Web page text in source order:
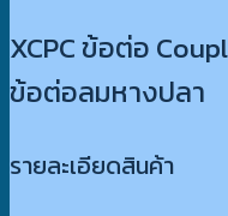
XCPC ข้อต่อ
ข้อต่อลมหางปลา
รายละเอียดสินค้า